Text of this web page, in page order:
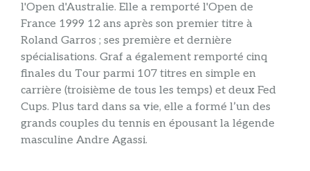
l'Open d'Australie. Elle a remporté l'Open de
France 1999 12 ans après son premier titre à
Roland Garros ; ses première et dernière
spécialisations. Graf a également remporté cinq
finales du Tour parmi 107 titres en simple en
carrière (troisième de tous les temps) et deux Fed
Cups. Plus tard dans sa vie, elle a formé l’un des
grands couples du tennis en épousant la légende
masculine Andre Agassi.